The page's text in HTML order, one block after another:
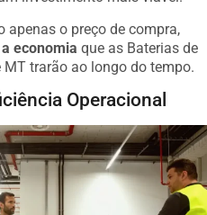
o preço de compra,
economia
que as Baterias de
trarão ao longo do tempo.
Operacional